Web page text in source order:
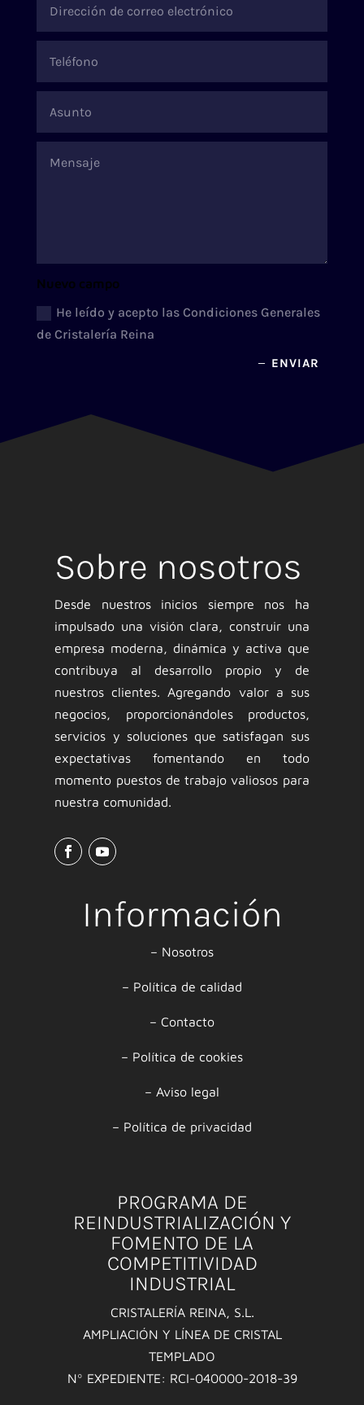
Nuevo campo
He leído y acepto las Condiciones Generales
de Cristalería Reina
ENVIAR
Sobre nosotros
Desde nuestros inicios siempre nos ha
impulsado una visión clara, construir una
empresa moderna, dinámica y activa que
contribuya al desarrollo propio y de
nuestros clientes. Agregando valor a sus
negocios, proporcionándoles productos,
servicios y soluciones que satisfagan sus
expectativas fomentando en todo
momento puestos de trabajo valiosos para
nuestra comunidad.
Información
– Nosotros
– Política de calidad
– Contacto
– Política de cookies
– Aviso legal
– Política de privacidad
PROGRAMA DE
REINDUSTRIALIZACIÓN Y
FOMENTO DE LA
COMPETITIVIDAD
INDUSTRIAL
CRISTALERÍA REINA, S.L.
AMPLIACIÓN Y LÍNEA DE CRISTAL
TEMPLADO
Nº EXPEDIENTE: RCI-040000-2018-39